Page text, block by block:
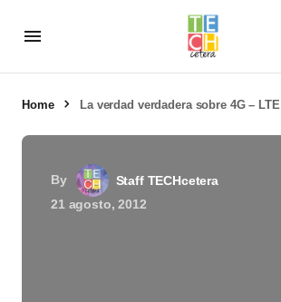
Home La verdad verdadera sobre 4G – LTE
By
Staff TECHcetera
21 agosto, 2012